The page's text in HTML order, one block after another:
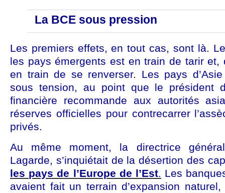
La BCE sous pression
Les premiers effets, en tout cas, sont là.
les pays émergents est en train de tarir et,
en train de se renverser. Les pays
sous tension, au point que le président
financière recommande aux autorités
réserves officielles pour contrecarrer
privés.
Au même moment, la directrice
Lagarde, s’inquiétait de la désertion des
les pays de l’Europe de l’Est. Les
avaient fait un terrain d’expansion